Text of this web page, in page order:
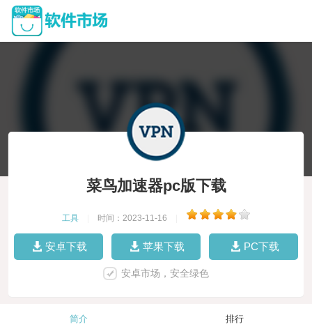
菜鸟加速器pc版下载
工具 时间：2023-11-16
安卓下载 苹果下载 PC下载
安卓市场，安全绿色
简介 排行